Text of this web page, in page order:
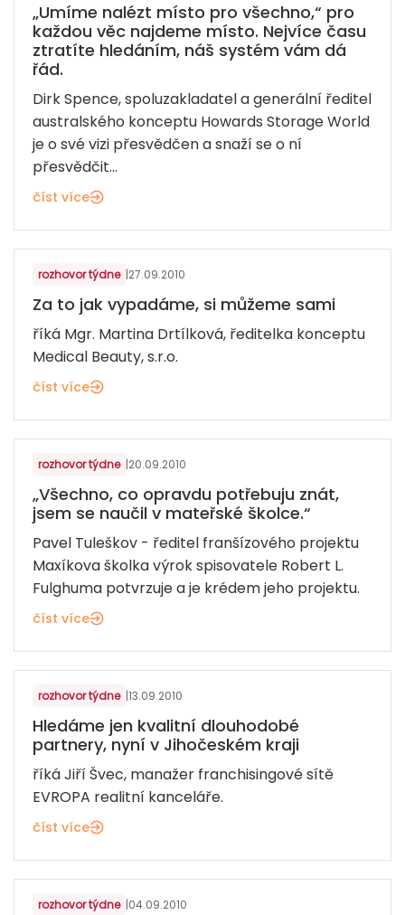
„Umíme nalézt místo pro všechno,“ pro
každou věc najdeme místo. Nejvíce času
ztratíte hledáním, náš systém vám dá
řád.
Dirk Spence, spoluzakladatel a generální ředitel
australského konceptu Howards Storage World
je o své vizi přesvědčen a snaží se o ní
přesvědčit...
číst více
ZDRAVÍ, KRÁSA, SPORT
rozhovor týdne |27.09.2010
Za to jak vypadáme, si můžeme sami
říká Mgr. Martina Drtílková, ředitelka konceptu
Medical Beauty, s.r.o.
číst více
VZDĚLÁVÁNÍ
rozhovor týdne |20.09.2010
„Všechno, co opravdu potřebuju znát,
jsem se naučil v mateřské školce.“
Pavel Tuleškov - ředitel franšízového projektu
Maxíkova školka výrok spisovatele Robert L.
Fulghuma potvrzuje a je krédem jeho projektu.
číst více
REALITY A SPRÁVA NEMOVITOSTÍ
rozhovor týdne |13.09.2010
Hledáme jen kvalitní dlouhodobé
partnery, nyní v Jihočeském kraji
říká Jiří Švec, manažer franchisingové sítě
EVROPA realitní kanceláře.
číst více
OBCHODNÍ A PORADENSKÉ SLUŽBY
rozhovor týdne |04.09.2010